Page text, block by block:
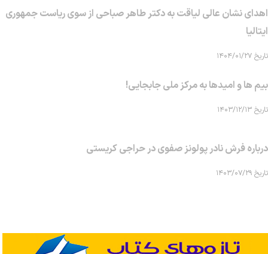
اهدای نشان عالی لیاقت به دکتر طاهر صباحی از سوی ریاست جمهوری
ایتالیا
تاریخ ۱۴۰۴/۰۱/۲۷
بیم ها و امیدها به مرکز ملی جابجایی!
تاریخ ۱۴۰۳/۱۲/۱۳
درباره فرش نادر پولونز صفوی در حراجی کریستی
تاریخ ۱۴۰۳/۰۷/۲۹